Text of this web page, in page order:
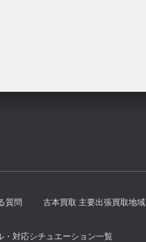
質問 古本買取 主要出張買取地域
・対応シチュエーション一覧